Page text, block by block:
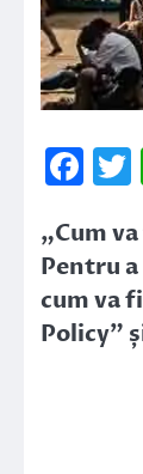
„Cum
Pentru
cum va
Policy”